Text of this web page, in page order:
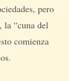
pero
la “cuna del
comienza